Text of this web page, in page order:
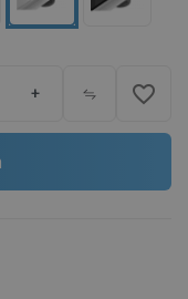
+ favorite_border